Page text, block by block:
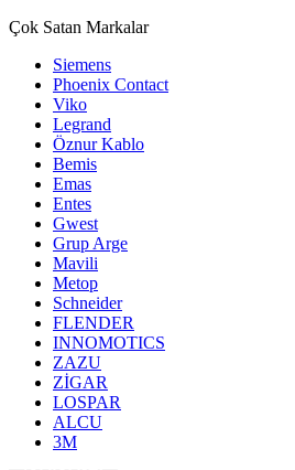
Çok Satan Markalar
Siemens
Phoenix Contact
Viko
Legrand
Öznur Kablo
Bemis
Emas
Entes
Gwest
Grup Arge
Mavili
Metop
Schneider
FLENDER
INNOMOTICS
ZAZU
ZİGAR
LOSPAR
ALCU
3M